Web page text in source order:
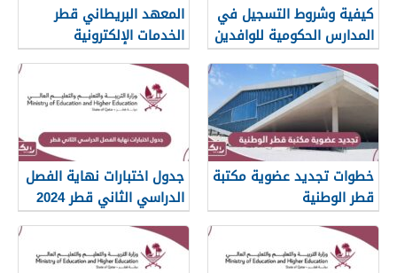
كيفية وشروط التسجيل في
المدارس الحكومية للوافدين
في قطر
المعهد البريطاني قطر
الخدمات الإلكترونية
خطوات تجديد عضوية مكتبة
قطر الوطنية
جدول اختبارات نهاية الفصل
الدراسي الثاني قطر 2024